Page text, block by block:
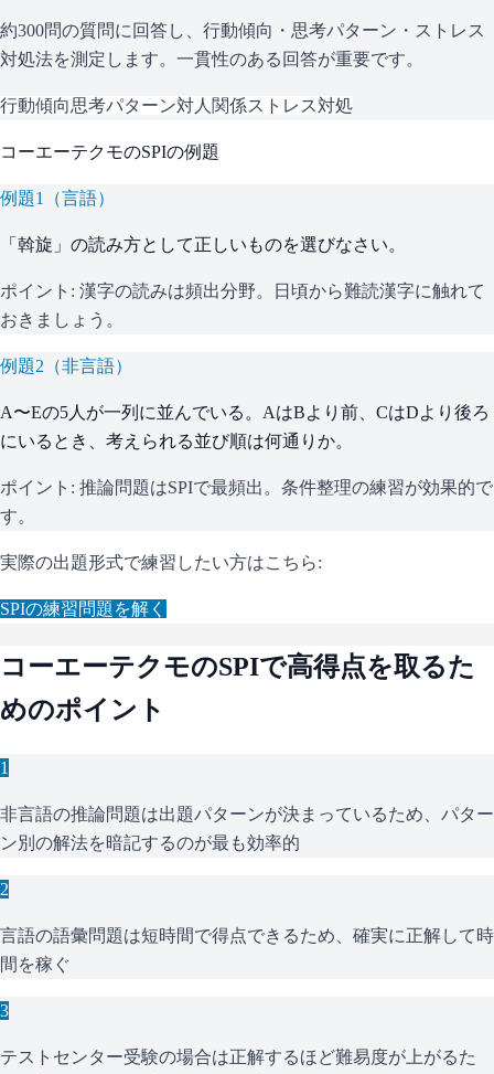
約300問の質問に回答し、行動傾向・思考パターン・ストレス
対処法を測定します。一貫性のある回答が重要です。
行動傾向思考パターン対人関係ストレス対処
コーエーテクモのSPIの例題
例題1 （言語）
「斡旋」の読み方として正しいものを選びなさい。
ポイント: 漢字の読みは頻出分野。日頃から難読漢字に触れて
おきましょう。
例題2 （非言語）
A〜Eの5人が一列に並んでいる。AはBより前、CはDより後ろ
にいるとき、考えられる並び順は何通りか。
ポイント: 推論問題はSPIで最頻出。条件整理の練習が効果的で
す。
実際の出題形式で練習したい方はこちら:
SPIの練習問題を解く
コーエーテクモのSPIで高得点を取るた
めのポイント
1
非言語の推論問題は出題パターンが決まっているため、パター
ン別の解法を暗記するのが最も効率的
2
言語の語彙問題は短時間で得点できるため、確実に正解して時
間を稼ぐ
3
テストセンター受験の場合は正解するほど難易度が上がるた